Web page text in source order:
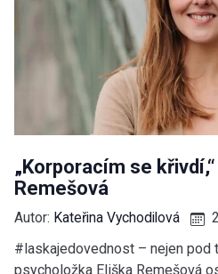
„Korporacím se
Remešová
Autor: Kateřina Vychodilová
#laskajedovednost – nejen pod
psycholožka Eliška Remešová